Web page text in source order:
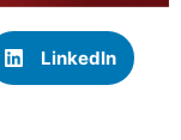
LinkedIn